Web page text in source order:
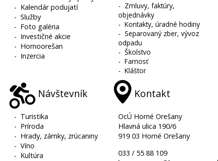
- Kalendár podujatí
-Služby
- Foto galéria
- Investičné akcie
- Hornoorešan
- Inzercia
- Zmluvy, faktúry,
objednávky
-Kontakty, úradné hodiny
-Separovaný zber, vývoz
odpadu
-Školstvo
-Farnosť
-Kláštor
Návštevník
- Turistika
- Príroda
- Hrady, zámky, zrúcaniny
-Víno
- Kultúra
Kontakt
OcÚ Horné Orešany
Hlavná ulica 190/6
919 03 Horné Orešany
033 / 55 88 109